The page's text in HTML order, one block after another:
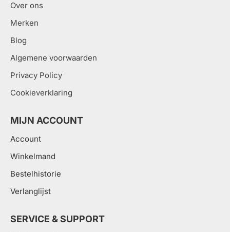
Over ons
Merken
Blog
Algemene voorwaarden
Privacy Policy
Cookieverklaring
MIJN ACCOUNT
Account
Winkelmand
Bestelhistorie
Verlanglijst
SERVICE & SUPPORT